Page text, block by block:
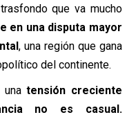
que va mucho
en una disputa mayor
, una región que gana
del continente.
unatensión creciente
no es casual.